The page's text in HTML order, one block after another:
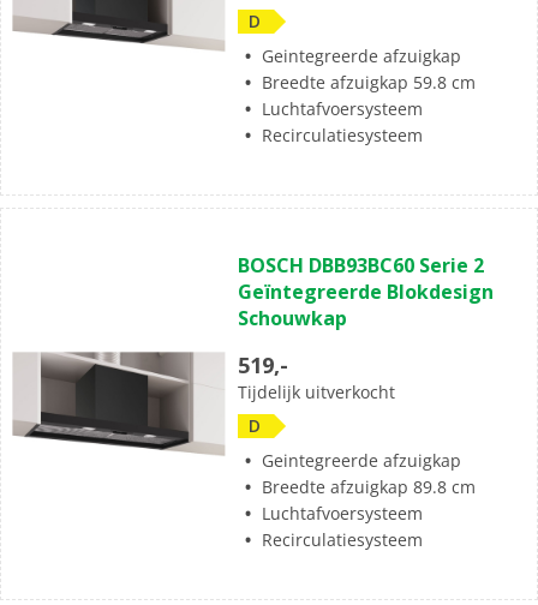
D
Geintegreerde afzuigkap
Breedte afzuigkap 59.8 cm
Luchtafvoersysteem
Recirculatiesysteem
BOSCH DBB93BC60 Serie 2
Geïntegreerde Blokdesign
Schouwkap
519,-
Tijdelijk uitverkocht
D
Geintegreerde afzuigkap
Breedte afzuigkap 89.8 cm
Luchtafvoersysteem
Recirculatiesysteem